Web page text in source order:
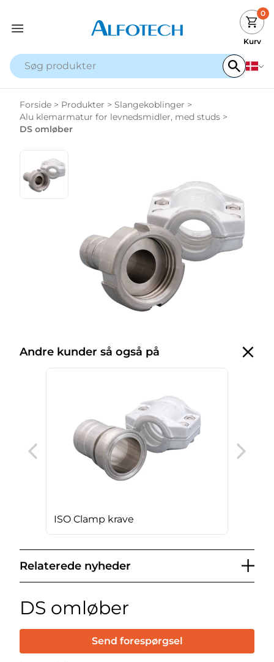
0
Kurv
Forside > Produkter > Slangekoblinger >
Alu klemarmatur for levnedsmidler, med studs >
DS omløber
Andre kunder så også på
ISO Clamp krave
Relaterede nyheder
DS omløber
Send forespørgsel